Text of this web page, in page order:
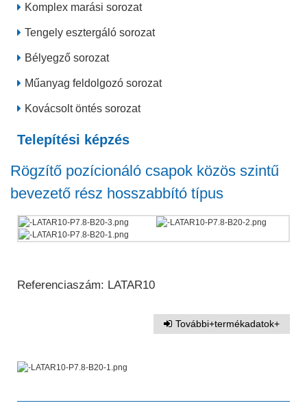
Komplex marási sorozat
Tengely esztergáló sorozat
Bélyegző sorozat
Műanyag feldolgozó sorozat
Kovácsolt öntés sorozat
Telepítési képzés
Rögzítő pozícionáló csapok közös szintű
bevezető rész hosszabbító típus
Referenciaszám: LATAR10
További+termékadatok+